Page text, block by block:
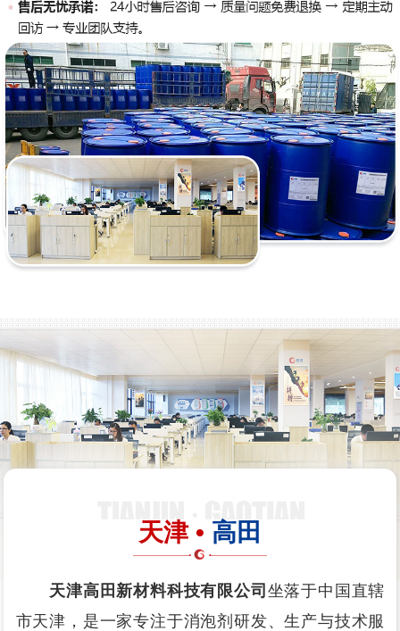
天津 • 高田
天津高田新材料科技有限公司 坐落于中国直辖
市天津，是一家专注于消泡剂研发、生产与技术服